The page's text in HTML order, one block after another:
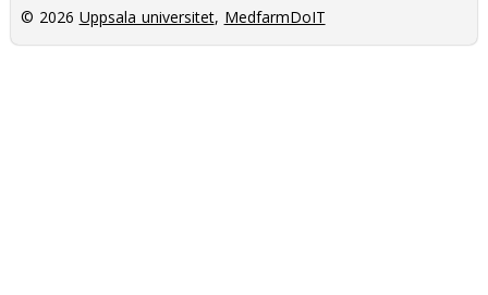
© 2026 Uppsala universitet, MedfarmDoIT